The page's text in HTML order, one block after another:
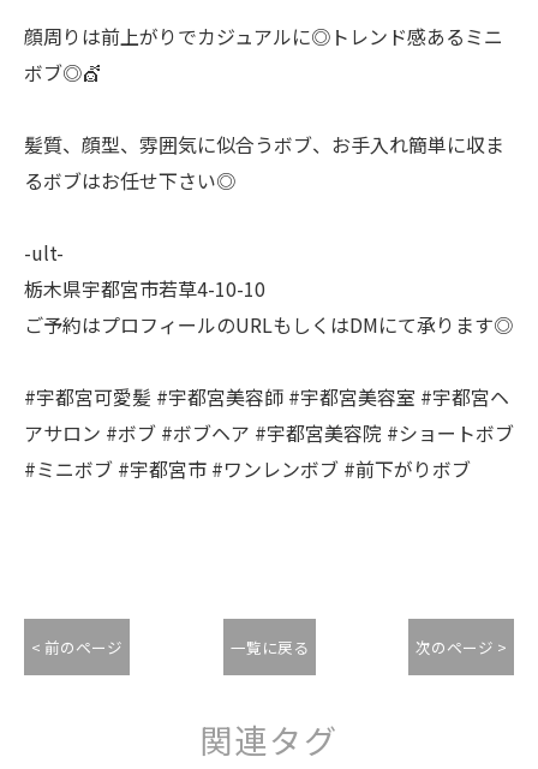
顔周りは前上がりでカジュアルに◎トレンド感あるミニ
ボブ◎💇
髪質、顔型、雰囲気に似合うボブ、お手入れ簡単に収ま
るボブはお任せ下さい◎
-ult-
栃木県宇都宮市若草4-10-10
ご予約はプロフィールのURLもしくはDMにて承ります◎
#宇都宮可愛髪 #宇都宮美容師 #宇都宮美容室 #宇都宮ヘ
アサロン #ボブ #ボブヘア #宇都宮美容院 #ショートボブ
#ミニボブ #宇都宮市 #ワンレンボブ #前下がりボブ
< 前のページ 一覧に戻る 次のページ >
関連タグ